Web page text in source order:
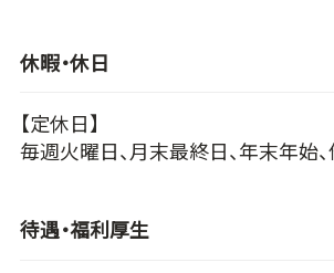
休暇・休日
【定休日】
毎週火曜日、月末最終日、年末年始
待遇・福利厚生